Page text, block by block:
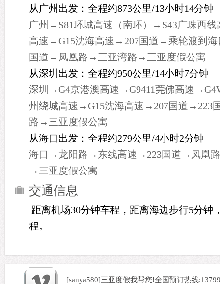
从广州出发：全程约873公里/13小时14分钟
广州→S81环城高速（南环）→S43广珠西
高速→G15沈海高速→207国道→乘轮渡到
国道→凤凰路→三亚湾路→三亚度假公寓
从深圳出发：全程约950公里/14小时7分钟
深圳→G4京港澳高速→G9411莞佛高速
州绕城高速→G15沈海高速→207国道→223
路→三亚度假公寓
从海口出发：全程约279公里/4小时2分钟
海口→龙阳路→东线高速→223国道→凤凰
→三亚度假公寓
交通信息
距离机场30分钟车程，距离海边步行5分钟
程。
[sanya580]三亚度假我帮您!全国预订热线